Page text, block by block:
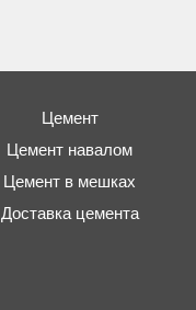
Цемент
Цемент навалом
Цемент в мешках
Доставка цемента